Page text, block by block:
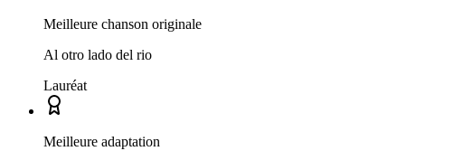
Meilleure chanson originale
Al otro lado del rio
Lauréat
Meilleure adaptation